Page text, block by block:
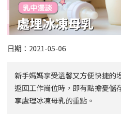
日期：2021-05-06
新手媽媽享受溫馨又方便快捷的
返回工作崗位時，即有點擔憂儲
享處理冰凍母乳的重點。